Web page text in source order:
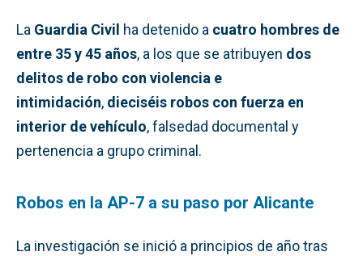
La Guardia Civil ha detenido a cuatro hombres de
entre 35 y 45 años, a los que se atribuyen dos
delitos de robo con violencia e
intimidación, dieciséis robos con fuerza en
interior de vehículo, falsedad documental y
pertenencia a grupo criminal.
Robos en la AP-7 a su paso por Alicante
La investigación se inició a principios de año tras